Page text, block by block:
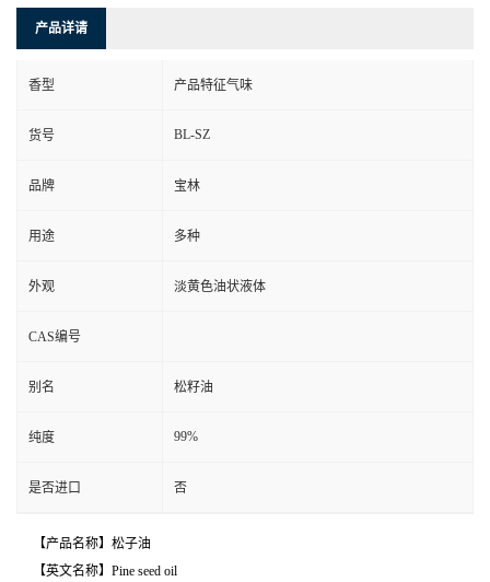
产品详请
香型 产品特征气味
货号 BL-SZ
品牌 宝林
用途 多种
外观 淡黄色油状液体
CAS编号
别名 松籽油
纯度 99%
是否进口 否
【产品名称】松子油
【英文名称】Pine seed oil